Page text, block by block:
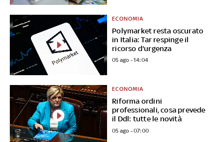
Polymarket resta oscurato
in Italia: Tar respinge il
ricorso d'urgenza
ECONOMIA
05 ago - 14:04
Riforma ordini
professionali, cosa prevede
il Ddl: tutte le novità
ECONOMIA
05 ago - 07:00